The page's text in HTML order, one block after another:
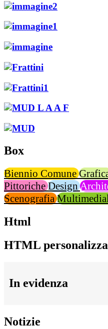
Box
Biennio Comune
PittoricheDesign
Scenografia
Html
HTML
In evidenza
Notizie